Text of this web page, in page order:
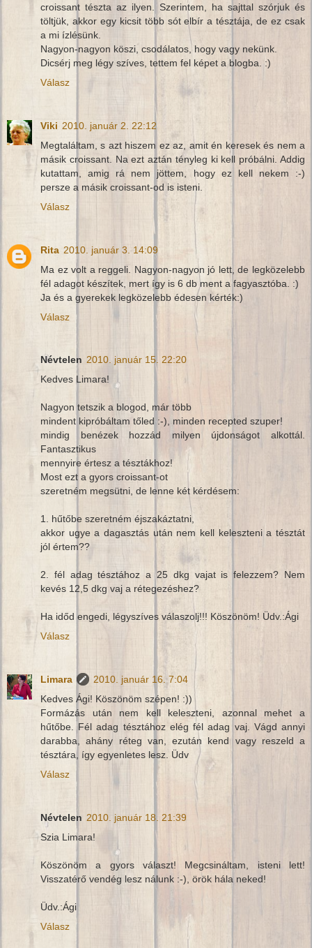
croissant tészta az ilyen. Szerintem, ha sajttal szórjuk és
töltjük, akkor egy kicsit több sót elbír a tésztája, de ez csak
a mi ízlésünk.
Nagyon-nagyon köszi, csodálatos, hogy vagy nekünk.
Dicsérj meg légy szíves, tettem fel képet a blogba. :)
Válasz
Viki 2010. január 2. 22:12
Megtaláltam, s azt hiszem ez az, amit én keresek és nem a
másik croissant. Na ezt aztán tényleg ki kell próbálni. Addig
kutattam, amig rá nem jöttem, hogy ez kell nekem :-)
persze a másik croissant-od is isteni.
Válasz
Rita 2010. január 3. 14:09
Ma ez volt a reggeli. Nagyon-nagyon jó lett, de legközelebb
fél adagot készítek, mert így is 6 db ment a fagyasztóba. :)
Ja és a gyerekek legközelebb édesen kérték:)
Válasz
Névtelen 2010. január 15. 22:20
Kedves Limara!
Nagyon tetszik a blogod, már több
mindent kipróbáltam tőled :-), minden recepted szuper!
mindig benézek hozzád milyen újdonságot alkottál.
Fantasztikus
mennyire értesz a tésztákhoz!
Most ezt a gyors croissant-ot
szeretném megsütni, de lenne két kérdésem:
1. hűtőbe szeretném éjszakáztatni,
akkor ugye a dagasztás után nem kell keleszteni a tésztát
jól értem??
2. fél adag tésztához a 25 dkg vajat is felezzem? Nem
kevés 12,5 dkg vaj a rétegezéshez?
Ha időd engedi, légyszíves válaszolj!!! Köszönöm! Üdv.:Ági
Válasz
Limara
2010. január 16. 7:04
Kedves Ági! Köszönöm szépen! :))
Formázás után nem kell keleszteni, azonnal mehet a
hűtőbe. Fél adag tésztához elég fél adag vaj. Vágd annyi
darabba, ahány réteg van, ezután kend vagy reszeld a
tésztára, így egyenletes lesz. Üdv
Válasz
Névtelen 2010. január 18. 21:39
Szia Limara!
Köszönöm a gyors választ! Megcsináltam, isteni lett!
Visszatérő vendég lesz nálunk :-), örök hála neked!
Üdv.:Ági
Válasz